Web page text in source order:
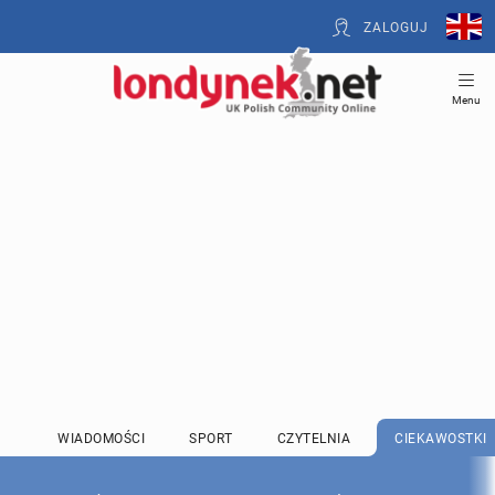
ZALOGUJ
Menu
WIADOMOŚCI SPORT CZYTELNIA CIEKAWOSTKI